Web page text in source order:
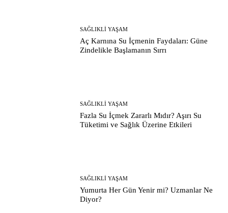
SAĞLIKLI YAŞAM
Aç Karnına Su İçmenin Faydaları: Güne
Zindelikle Başlamanın Sırrı
SAĞLIKLI YAŞAM
Fazla Su İçmek Zararlı Mıdır? Aşırı Su
Tüketimi ve Sağlık Üzerine Etkileri
SAĞLIKLI YAŞAM
Yumurta Her Gün Yenir mi? Uzmanlar Ne
Diyor?